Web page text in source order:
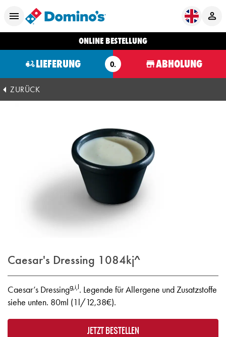
ONLINE BESTELLUNG
LIEFERUNG O. ABHOLUNG
ZURÜCK
Caesar's Dressing 1084kj^
Caesar’s Dressingg,i,l. Legende für Allergene und Zusatzstoffe
siehe unten. 80ml (1l/12,38€).
JETZT BESTELLEN